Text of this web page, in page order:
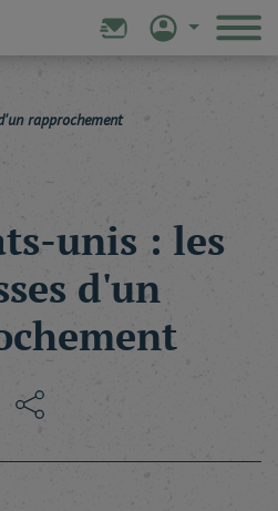
rapprochement
unis : les
d'un